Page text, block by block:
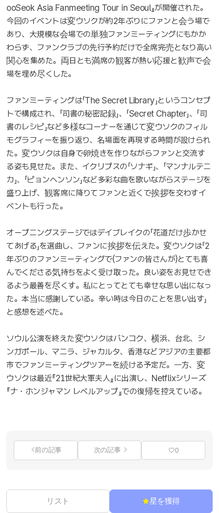
ooSeok Asia Fanmeeting Tour in Seoul』が開催された。
今回のイベントは変ウソクが約2年ぶりにファンと会う場で
あり、大規模な会場での単独ファンミーティングにもかか
わらず、ファンクラブの先行予約だけで全席完売となり高い
関心を集めた。両日とも満席の観客が熱い応援と歓声で会
場を埋め尽くした。
ファンミーティングは「The Secret Library」というコンセプ
トで構成され、「司書の秘密記録」、「Secret Chapter」、「司
書のレシピ」など多様なコーナーを通じて変ウソクのフィル
モグラフィーを振り返り、名場面を再現する時間が設けられ
た。変ウソクは自身で卵焼きを作りながらファンと交流す
る姿も見せた。また、イクリプスの「ソナギ」、「マンナルテニ
カ」、「ピョンヘンソン」など多彩な曲を歌いながらステージを
盛り上げ、観客席に降りてファンと近くで挨拶を交わすイ
ベントも行った。
オープニングステージではデイブレイクの「花道だけ歩かせ
てあげる」を選曲し、ファンに挨拶を伝えた。変ウソクは「2
年ぶりのファンミーティングで(ファンの皆さんが)とても喜
んでくださる気持ちをよく受け取った。良い姿をお見せでき
るよう最善を尽くす。私にとってとても幸せな思い出になっ
た。本当に感謝している。辛い時は今日のことを思い出す」
と感想を述べた。
ソウル公演を終えた変ウソクはバンコク、横浜、台北、シ
ンガポール、マニラ、ジャカルタ、香港などアジアの主要都
市でファンミーティングツアーを続ける予定だ。一方、変
ウソクは最近『21世紀大軍夫人』に出演し、Netflixシリーズ
『ナ・ホンジャマン レベルアップ』での復帰を控えている。
前の記事 次の記事 0
リスト 星を獲得